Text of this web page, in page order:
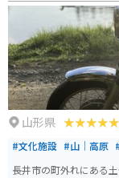
山形県
#文化施設 #山｜高原
長井市の町外れにある